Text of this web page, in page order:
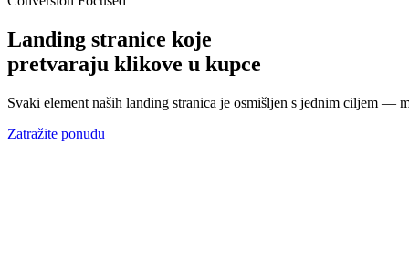
Landing stranice koje
pretvaraju klikove u kupce
Svaki element naših landing stranica je osmišljen s jednim ciljem —
Zatražite ponudu